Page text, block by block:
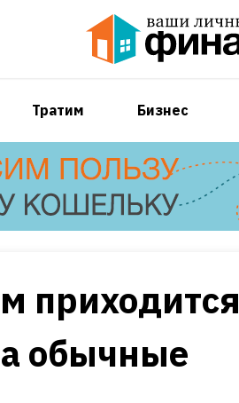
Тратим Бизнес
приходится
обычные